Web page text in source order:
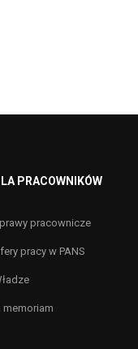
PRACOWNIKÓW
pracownicze
pracy w PANS
memoriam